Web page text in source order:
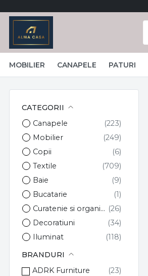
MOBILIER CANAPELE PATURI
CATEGORII
Canapele
Mobilier
Copii
Textile
Baie
Bucatarie
Curatenie si organizare
Decoratiuni
Iluminat
BRANDURI
ADRK Furniture